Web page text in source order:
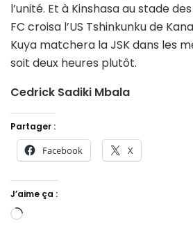
l’unité. Et à Kinshasa au stade
FC croisa l’US Tshinkunku de
Kuya matchera la JSK dans les
soit deux heures plutôt.
Cedrick Sadiki Mbala
Partager :
Facebook X
J’aime ça :
Chargement…